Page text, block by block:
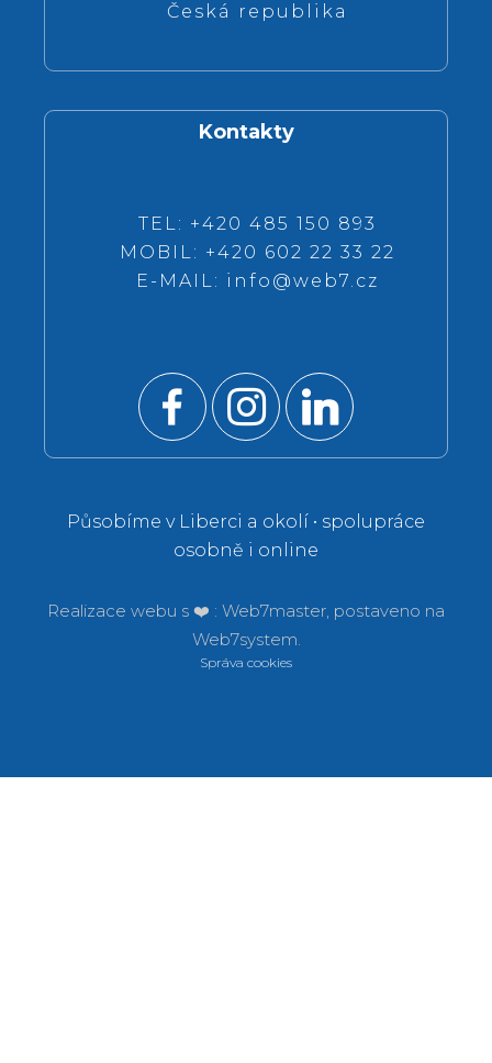
Česká republika
Kontakty
TEL: +420 485 150 893
MOBIL: +420 602 22 33 22
E-MAIL: info@web7.cz
Působíme v Liberci a okolí • spolupráce
osobně i online
Realizace webu s ❤️ : Web7master, postaveno na
Web7system.
Správa cookies